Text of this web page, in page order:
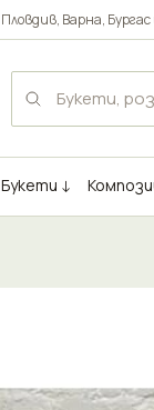
Пловдив, Варна, Бургас
Букети ↓